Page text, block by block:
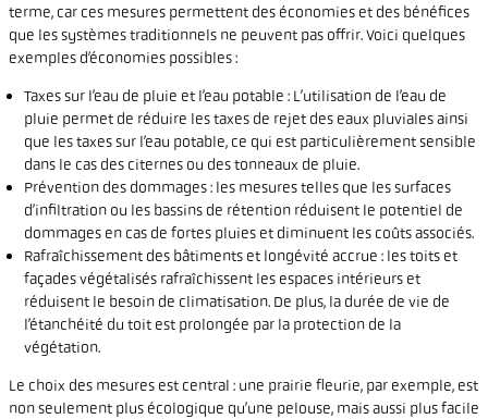
terme, car ces mesures permettent des économies et des bénéfices
que les systèmes traditionnels ne peuvent pas offrir. Voici quelques
exemples d’économies possibles :
Taxes sur l’eau de pluie et l’eau potable : L’utilisation de l’eau de
pluie permet de réduire les taxes de rejet des eaux pluviales ainsi
que les taxes sur l’eau potable, ce qui est particulièrement sensible
dans le cas des citernes ou des tonneaux de pluie.
Prévention des dommages : les mesures telles que les surfaces
d’infiltration ou les bassins de rétention réduisent le potentiel de
dommages en cas de fortes pluies et diminuent les coûts associés.
Rafraîchissement des bâtiments et longévité accrue : les toits et
façades végétalisés rafraîchissent les espaces intérieurs et
réduisent le besoin de climatisation. De plus, la durée de vie de
l’étanchéité du toit est prolongée par la protection de la
végétation.
Le choix des mesures est central : une prairie fleurie, par exemple, est
non seulement plus écologique qu’une pelouse, mais aussi plus facile